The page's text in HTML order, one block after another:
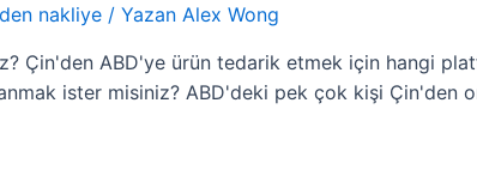
nakliye / Yazan Alex Wong
Çin'den ABD'ye ürün tedarik etmek için hangi
ister misiniz? ABD'deki pek çok kişi Çin'den